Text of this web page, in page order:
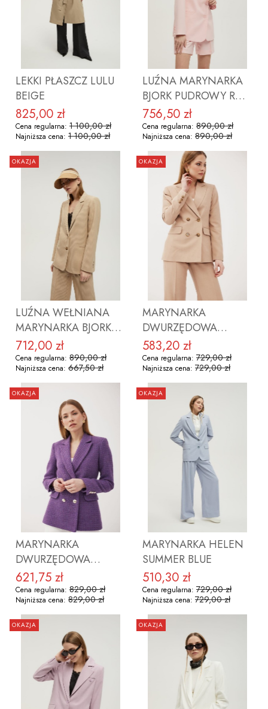
ZOBACZ PRODUKT ZOBACZ PRODUKT
LEKKI PŁASZCZ LULU
BEIGE
Cena promocyjna
825,00 zł
Cena regularna: 1 100,00 zł
Najniższa cena: 1 100,00 zł
ZOBACZ PRODUKT
LUŹNA MARYNARKA
BJORK PUDROWY RÓŻ
Z WEŁNĄ
Cena promocyjna
756,50 zł
Cena regularna: 890,00 zł
Najniższa cena: 890,00 zł
ZOBACZ PRODUKT
OKAZJA
LUŹNA WEŁNIANA
MARYNARKA BJORK
BEŻOWE PASKI
Cena promocyjna
712,00 zł
Cena regularna: 890,00 zł
Najniższa cena: 667,50 zł
ZOBACZ PRODUKT
OKAZJA
MARYNARKA
DWURZĘDOWA
MICHELLE BEIGE
Cena promocyjna
583,20 zł
Cena regularna: 729,00 zł
Najniższa cena: 729,00 zł
ZOBACZ PRODUKT
OKAZJA
MARYNARKA
DWURZĘDOWA
MICHELLE VIOLET
TWEED Z WEŁNĄ
Cena promocyjna
621,75 zł
Cena regularna: 829,00 zł
Najniższa cena: 829,00 zł
OKAZJA
MARYNARKA HELEN
SUMMER BLUE
Cena promocyjna
510,30 zł
Cena regularna: 729,00 zł
Najniższa cena: 729,00 zł
OKAZJA OKAZJA